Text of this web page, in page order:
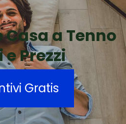
a Tenno
Prezzi
Gratis